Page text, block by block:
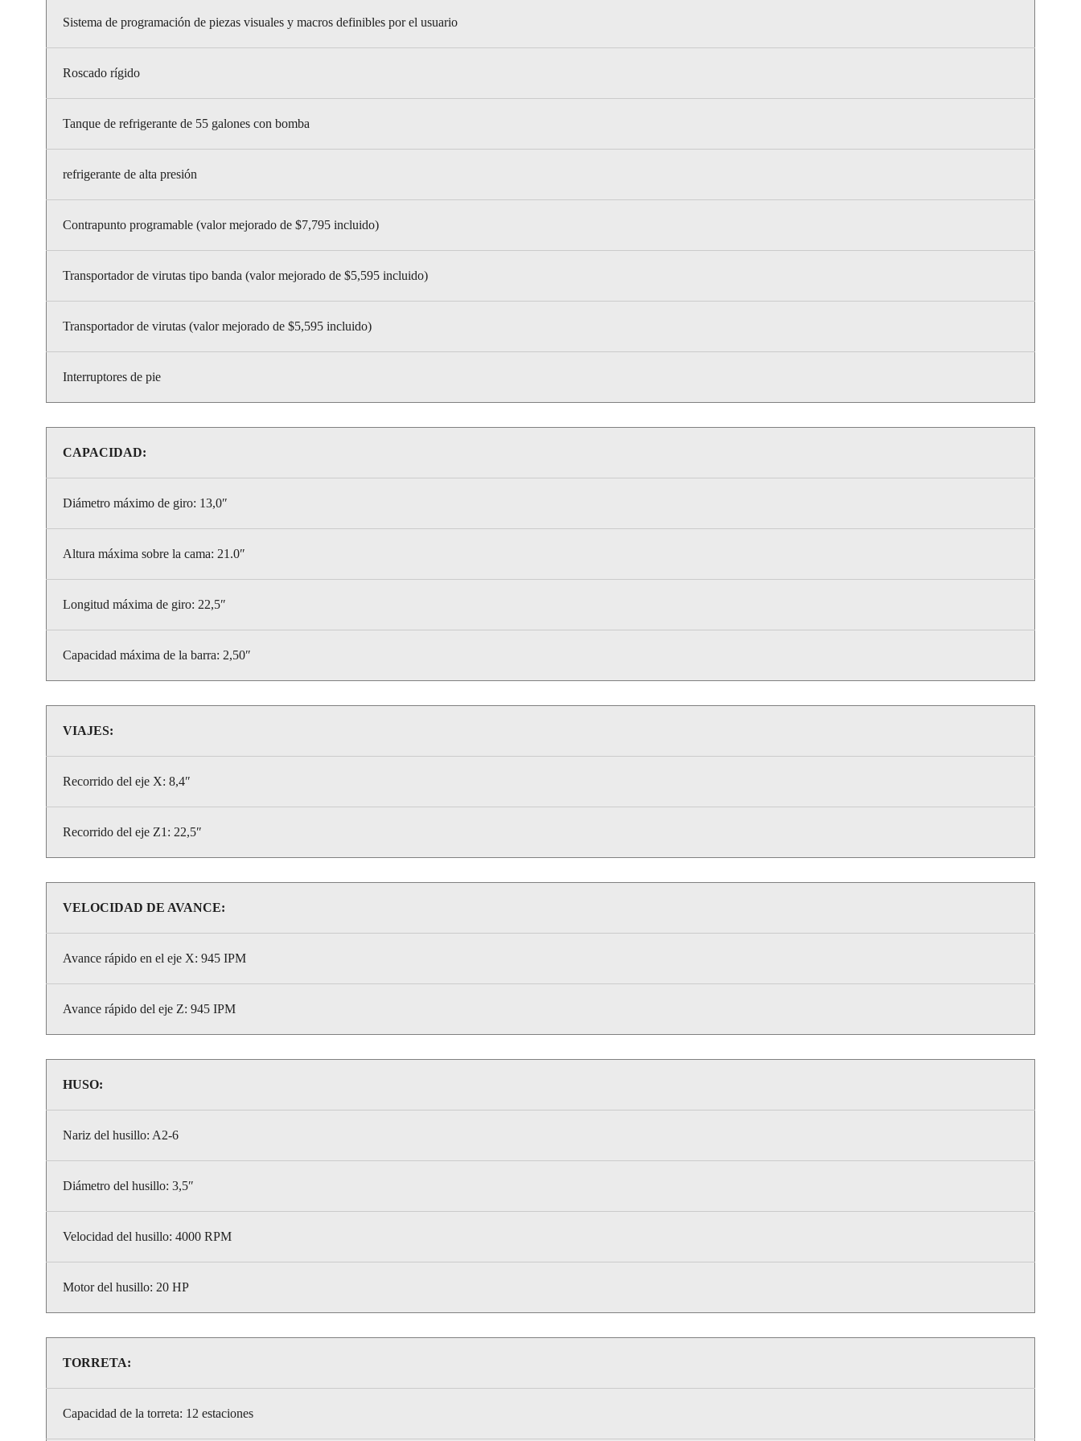
Sistema de programación de piezas visuales y macros definibles por el usuario
Roscado rígido
Tanque de refrigerante de 55 galones con bomba
refrigerante de alta presión
Contrapunto programable (valor mejorado de $7,795 incluido)
Transportador de virutas tipo banda (valor mejorado de $5,595 incluido)
Transportador de virutas (valor mejorado de $5,595 incluido)
Interruptores de pie
CAPACIDAD:
Diámetro máximo de giro: 13,0″
Altura máxima sobre la cama: 21.0″
Longitud máxima de giro: 22,5″
Capacidad máxima de la barra: 2,50″
VIAJES:
Recorrido del eje X: 8,4″
Recorrido del eje Z1: 22,5″
VELOCIDAD DE AVANCE:
Avance rápido en el eje X: 945 IPM
Avance rápido del eje Z: 945 IPM
HUSO:
Nariz del husillo: A2-6
Diámetro del husillo: 3,5″
Velocidad del husillo: 4000 RPM
Motor del husillo: 20 HP
TORRETA:
Capacidad de la torreta: 12 estaciones